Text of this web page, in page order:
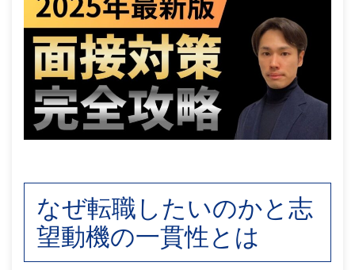
なぜ転職したいのかと志
望動機の一貫性とは